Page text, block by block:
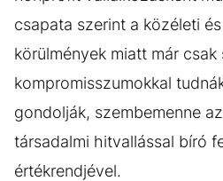
csapata szerint a közéleti
körülmények miatt már csak
kompromisszumokkal
gondolják, szembemenne
társadalmi hitvallással bíró
értékrendjével.